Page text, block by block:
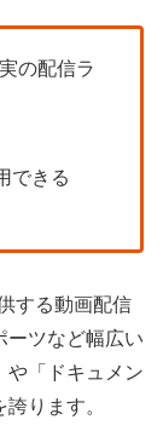
の配信ラ
できる
する動画配信
ーツなど幅広い
や「ドキュメン
ります。